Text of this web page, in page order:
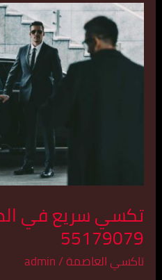
تكسي سريع في
55179079
تاكسي العاصمة/
admin
تكسي
سريع
في